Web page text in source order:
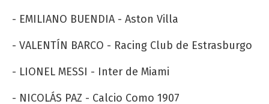
- EMILIANO BUENDIA - Aston Villa
- VALENTÍN BARCO - Racing Club de Estrasburgo
- LIONEL MESSI - Inter de Miami
- NICOLÁS PAZ - Calcio Como 1907